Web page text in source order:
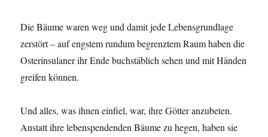
Die Bäume waren weg und damit jede Lebensgrundlage
zerstört – auf engstem rundum begrenztem Raum haben die
Osterinsulaner ihr Ende buchstäblich sehen und mit Händen
greifen können.
Und alles, was ihnen einfiel, war, ihre Götter anzubeten.
Anstatt ihre lebenspendenden Bäume zu hegen, haben sie